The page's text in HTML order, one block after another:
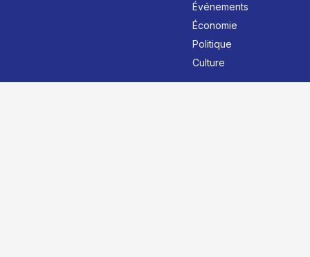
Événements
Économie
Politique
Culture